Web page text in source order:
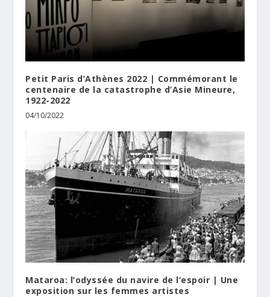
Petit Paris d’Athènes 2022 | Commémorant le
centenaire de la catastrophe d’Asie Mineure,
1922-2022
04/10/2022
Mataroa: l’odyssée du navire de l’espoir | Une
exposition sur les femmes artistes